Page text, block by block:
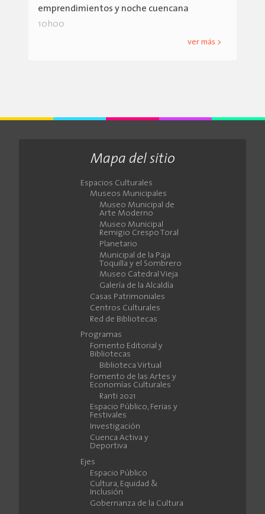
emprendimientos y noche cuencana
10h00
ver más >
Mapa del sitio
Espacios Culturales
Museos Municipales
Museo Municipal de
Arte Moderno
Museo Municipal
Remigio Crespo Toral
Planetario
Municipal de la Paja
Toquilla y el Sombrero
Museo Catedral Vieja
Galería de la Alcaldía
Casas Patrimoniales
Centros Culturales
Red de Bibliotecas
Programas
Fomento Editorial y
Bibliotecas
Biblioteca Virtual
Fomento de las Artes y
Economías Culturales
Ranti 2021
Espacio Público, Ferias y
Festivales
Investigación
Cuenca Activa y
Deportiva
Ejes
Espacio Público
Cultura, Equidad &
Inclusión
Gobernanza de la Cultura